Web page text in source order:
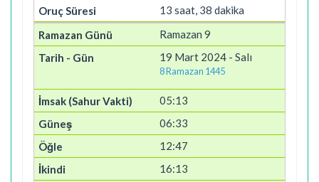
13 saat, 38 dakika
Ramazan 9
19 Mart 2024 - Salı
8 Ramazan 1445
05:13
06:33
12:47
16:13